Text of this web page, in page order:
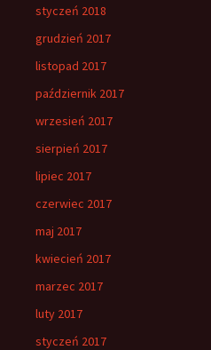
styczeń 2018
grudzień 2017
listopad 2017
październik 2017
wrzesień 2017
sierpień 2017
lipiec 2017
czerwiec 2017
maj 2017
kwiecień 2017
marzec 2017
luty 2017
styczeń 2017